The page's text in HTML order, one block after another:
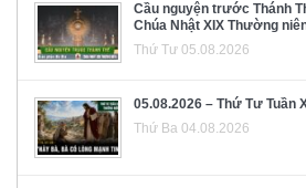
Cầu nguyện trước Thánh
Chúa Nhật XIX Thường
Thứ Tư 05.08.2026
05.08.2026 – Thứ Tư Tuần
Thứ Ba 04.08.2026